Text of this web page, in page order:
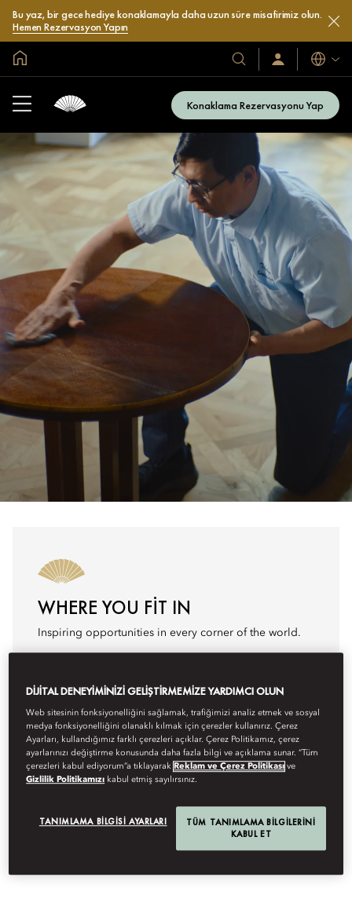
Bu yaz, bir gece hediye konaklamayla daha uzun süre misafirimiz olun.
Hemen Rezervasyon Yapın
Otel
ve
Oturum
Açın
Katılın
Diller
Konaklama Rezervasyonu Yap
WHERE YOU FIT IN
Inspiring opportunities in every corner of the world.
Search Jobs
CAREERS
DIJITAL DENEYIMINIZI GELIŞTIRMEMIZE YARDIMCI OLUN
Web sitesinin fonksiyonelliğini sağlamak, trafiğimizi analiz etmek ve sosyal
medya fonksiyonelliğini olanaklı kılmak için çerezler kullanırız. Çerez
Ayarları, kullandığımız farklı çerezleri açıklar. Çerez Politikamız, çerez
ayarlarınızı değiştirme konusunda daha fazla bilgi ve açıklama sunar. “Tüm
çerezleri kabul ediyorum”a tıklayarak Reklam ve Çerez Politikası ve
Gizlilik Politikamızı kabul etmiş sayılırsınız.
TANIMLAMA BILGISI AYARLARI
TÜM TANIMLAMA BILGILERINI
KABUL ET